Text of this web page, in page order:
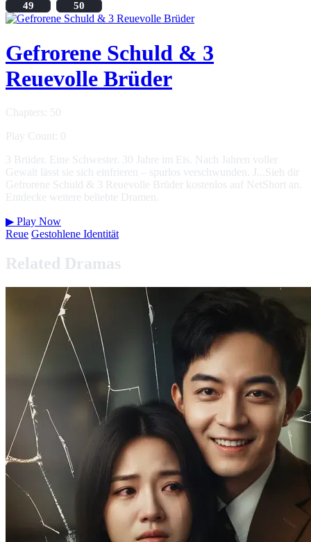
49
50
Gefrorene Schuld & 3
Reuevolle Brüder
Chapters: 50
Play Count: 0
3 Brüder. Eine Schwester. 30 Jahre im Eis. Nach Jahren voller
Gewalt lässt sie sich einfrieren – spurlos verschwunden. J...Sieh dir
Gefrorene Schuld & 3 Reuevolle Brüder kostenlos auf NetShort an.
Entdecke weitere beliebte Dramen.
▶ Play Now
Reue Gestohlene Identität
Related Dramas